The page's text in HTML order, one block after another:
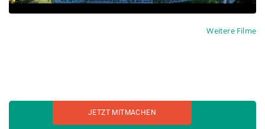
Weitere Filme
JETZT MITMACHEN